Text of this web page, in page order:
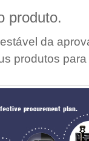
produto.
da
produtos